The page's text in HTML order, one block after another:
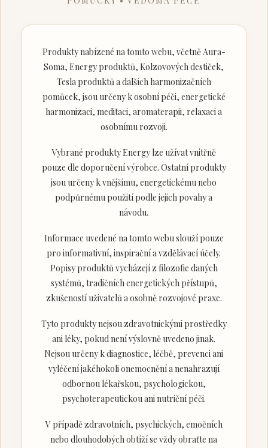
Produkty nabízené na tomto webu, včetně Aura-
Soma, Energy produktů, Kolzovových destiček,
Tesla produktů a dalších harmonizačních
pomůcek, jsou určeny k osobní péči, energetické
harmonizaci, meditaci, aromaterapii, relaxaci a
osobnímu rozvoji.
Vybrané produkty Energy lze užívat vnitřně
pouze dle doporučení výrobce. Ostatní produkty
jsou určeny k vnějšímu, energetickému nebo
podpůrnému použití podle jejich povahy a
návodu.
Informace uvedené na tomto webu slouží pouze
pro informativní, inspirační a vzdělávací účely.
Popisy produktů vycházejí z filozofie daných
systémů, tradičních energetických přístupů,
zkušeností uživatelů a osobně rozvojové praxe.
Tyto produkty nejsou zdravotnickými prostředky
ani léky, pokud není výslovně uvedeno jinak.
Nejsou určeny k diagnostice, léčbě, prevenci ani
vyléčení jakéhokoli onemocnění a nenahrazují
odbornou lékařskou, psychologickou,
psychoterapeutickou ani nutriční péči.
V případě zdravotních, psychických, emočních
nebo dlouhodobých obtíží se vždy obraťte na